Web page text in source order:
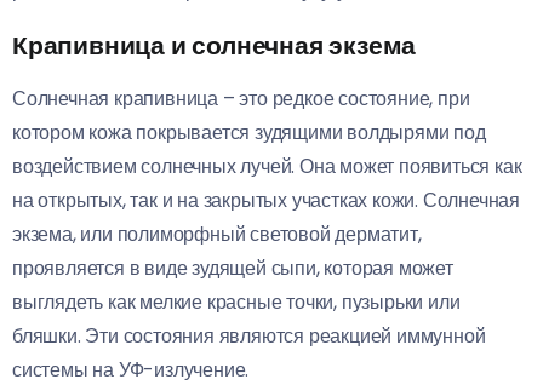
Крапивница и солнечная экзема
Солнечная крапивница – это редкое состояние, при
котором кожа покрывается зудящими волдырями под
воздействием солнечных лучей. Она может появиться как
на открытых, так и на закрытых участках кожи. Солнечная
экзема, или полиморфный световой дерматит,
проявляется в виде зудящей сыпи, которая может
выглядеть как мелкие красные точки, пузырьки или
бляшки. Эти состояния являются реакцией иммунной
системы на УФ-излучение.